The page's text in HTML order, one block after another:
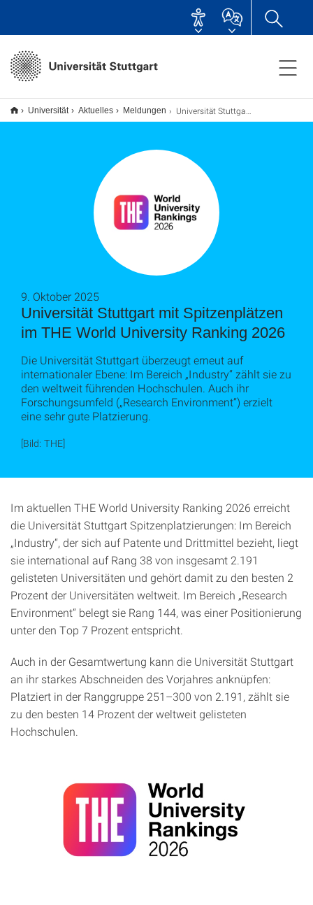
Universität Aktuelles Meldungen Universität Stuttgart mit Spitzenplätzen im THE World University Ranking 2026
Universität Stuttgart mit Spitzenplätzen
im THE World University Ranking 2026
9. Oktober 2025
Die Universität Stuttgart überzeugt erneut auf
internationaler Ebene: Im Bereich „Industry“ zählt sie zu
den weltweit führenden Hochschulen. Auch ihr
Forschungsumfeld („Research Environment“) erzielt
eine sehr gute Platzierung.
[Bild: THE]
Im aktuellen THE World University Ranking 2026 erreicht
die Universität Stuttgart Spitzenplatzierungen: Im Bereich
„Industry“, der sich auf Patente und Drittmittel bezieht, liegt
sie international auf Rang 38 von insgesamt 2.191
gelisteten Universitäten und gehört damit zu den besten 2
Prozent der Universitäten weltweit. Im Bereich „Research
Environment“ belegt sie Rang 144, was einer Positionierung
unter den Top 7 Prozent entspricht.
Auch in der Gesamtwertung kann die Universität Stuttgart
an ihr starkes Abschneiden des Vorjahres anknüpfen:
Platziert in der Ranggruppe 251–300 von 2.191, zählt sie
zu den besten 14 Prozent der weltweit gelisteten
Hochschulen.